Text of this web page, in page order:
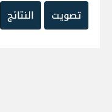
تصويت
النتائج